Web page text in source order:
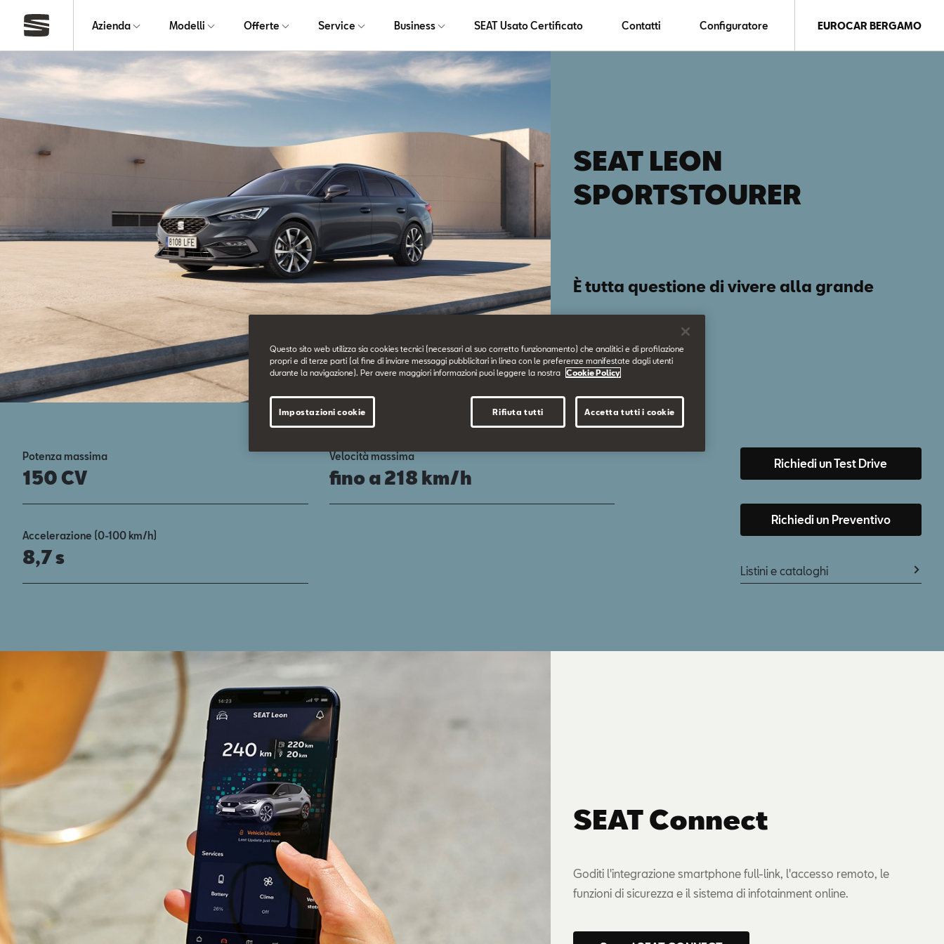
Azienda Modelli Offerte Service Business SEAT Usato Certificato Contatti Configuratore EUROCAR BERGAMO
SEAT LEON
SPORTSTOURER
È tutta questione di vivere alla grande
Potenza massima
150 CV
Velocità massima
fino a 218 km/h
Accelerazione (0-100 km/h)
8,7 s
Richiedi un Test Drive
Richiedi un Preventivo
Listini e cataloghi
SEAT Connect
Goditi l'integrazione smartphone full-link, l'accesso remoto, le
funzioni di sicurezza e il sistema di infotainment online.
Questo sito web utilizza sia cookies tecnici (necessari al suo corretto funzionamento) che analitici e di profilazione
propri e di terze parti (al fine di inviare messaggi pubblicitari in linea con le preferenze manifestate dagli utenti
durante la navigazione). Per avere maggiori informazioni puoi leggere la nostra
Cookie Policy
Impostazioni cookie Rifiuta tutti Accetta tutti i cookie